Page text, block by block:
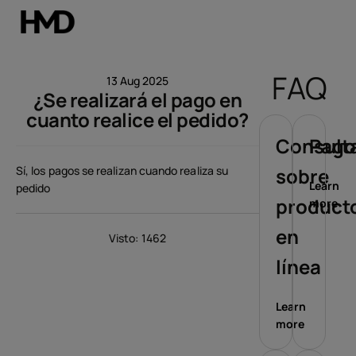
Smartphones
Accesorios
Ofertas
13 Aug 2025
¿Se realizará el pago en
cuanto realice el pedido?
Sí, los pagos se realizan cuando realiza su
pedido
Visto: 1462
FAQ
sobre
en
línea
Learn
more
Learn
more